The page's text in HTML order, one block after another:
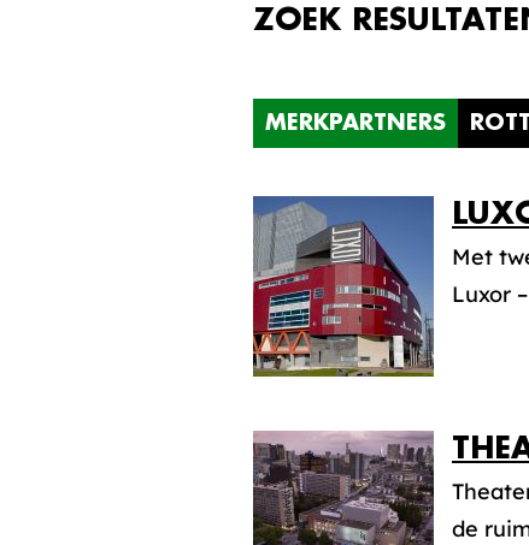
ZOEK
MERKPARTNERS
Met
Luxor
de